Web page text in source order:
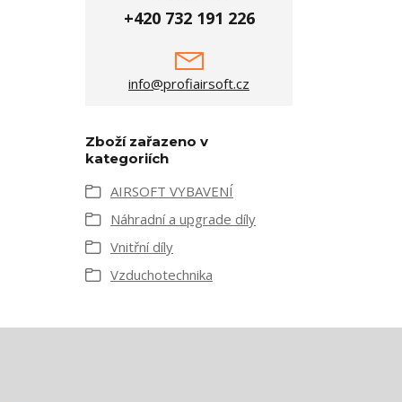
+420 732 191 226
info@profiairsoft.cz
Zboží zařazeno v
kategoriích
AIRSOFT VYBAVENÍ
Náhradní a upgrade díly
Vnitřní díly
Vzduchotechnika